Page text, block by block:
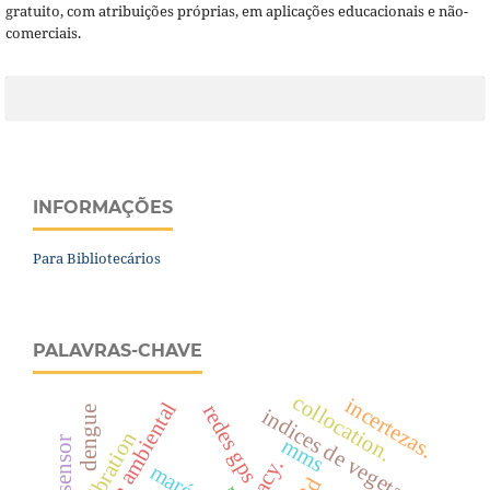
gratuito, com atribuições próprias, em aplicações educacionais e não-
comerciais.
INFORMAÇÕES
Para Bibliotecários
PALAVRAS-CHAVE
i
n
d
i
c
e
s
d
e
e
g
e
t
a
ç
ã
collocation.
mms
redes gps
dengue incertezas.